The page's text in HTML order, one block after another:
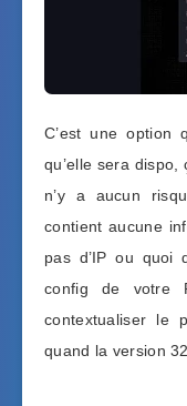
C’est une option
qu’elle sera
n’y a aucun
contient aucune
pas d’IP ou
config de votre
contextualiser le
quand la version